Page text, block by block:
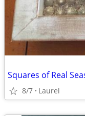
Squares of Real
8/7 Laurel